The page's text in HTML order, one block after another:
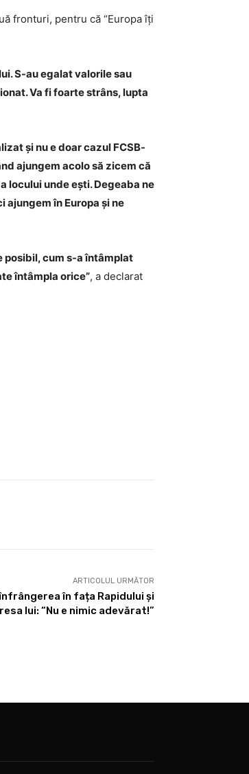
fronturi, pentru că “Europa îți
S-au egalat valorile sau
Va fi foarte strâns, lupta
și nu e doar cazul FCSB-
ajungem acolo să zicem că
locului unde ești. Degeaba ne
în Europa și ne
posibil, cum s-a întâmplat
întâmpla orice”, a declarat
ARTICOLUL URMĂTOR
în fața Rapidului și
lui: “Nu e nimic adevărat!”